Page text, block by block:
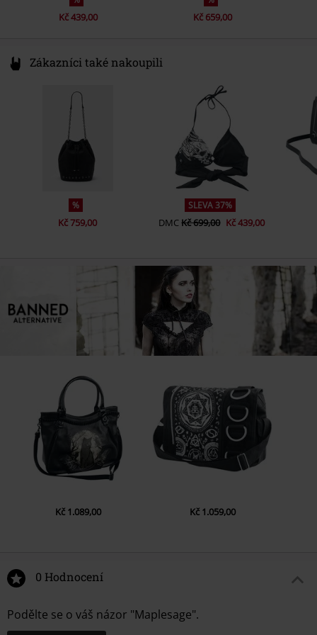
Kč 439,00 Kč 659,00
Zákazníci také nakoupili
%
Kč 759,00
SLEVA 37%
DMCKč 699,00 Kč 439,00
Kč 1.089,00 Kč 1.059,00
0 Hodnocení
Podělte se o váš názor "Maplesage".